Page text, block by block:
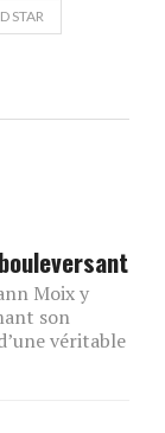
STAR
Moix y
son
véritable